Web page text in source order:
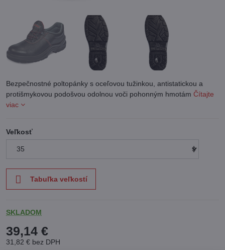
Bezpečnostné poltopánky s oceľovou tužinkou, antistatickou a
protišmykovou podošvou odolnou voči pohonným hmotám Čítajte
viac
Veľkosť
Tabuľka veľkostí
SKLADOM
39,14 €
31,82 € bez DPH